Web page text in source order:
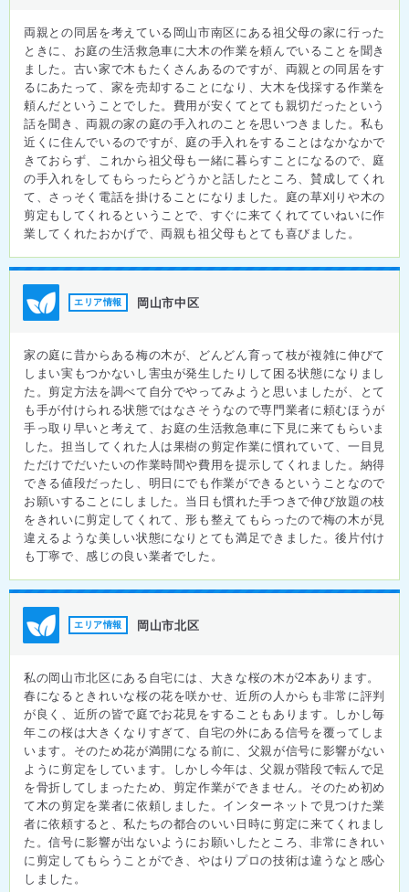
両親との同居を考えている岡山市南区にある祖父母の家に行った
ときに、お庭の生活救急車に大木の作業を頼んでいることを聞き
ました。古い家で木もたくさんあるのですが、両親との同居をす
るにあたって、家を売却することになり、大木を伐採する作業を
頼んだということでした。費用が安くてとても親切だったという
話を聞き、両親の家の庭の手入れのことを思いつきました。私も
近くに住んでいるのですが、庭の手入れをすることはなかなかで
きておらず、これから祖父母も一緒に暮らすことになるので、庭
の手入れをしてもらったらどうかと話したところ、賛成してくれ
て、さっそく電話を掛けることになりました。庭の草刈りや木の
剪定もしてくれるということで、すぐに来てくれてていねいに作
業してくれたおかげで、両親も祖父母もとても喜びました。
エリア情報 岡山市中区
家の庭に昔からある梅の木が、どんどん育って枝が複雑に伸びて
しまい実もつかないし害虫が発生したりして困る状態になりまし
た。剪定方法を調べて自分でやってみようと思いましたが、とて
も手が付けられる状態ではなさそうなので専門業者に頼むほうが
手っ取り早いと考えて、お庭の生活救急車に下見に来てもらいま
した。担当してくれた人は果樹の剪定作業に慣れていて、一目見
ただけでだいたいの作業時間や費用を提示してくれました。納得
できる値段だったし、明日にでも作業ができるということなので
お願いすることにしました。当日も慣れた手つきで伸び放題の枝
をきれいに剪定してくれて、形も整えてもらったので梅の木が見
違えるような美しい状態になりとても満足できました。後片付け
も丁寧で、感じの良い業者でした。
エリア情報 岡山市北区
私の岡山市北区にある自宅には、大きな桜の木が2本あります。
春になるときれいな桜の花を咲かせ、近所の人からも非常に評判
が良く、近所の皆で庭でお花見をすることもあります。しかし毎
年この桜は大きくなりすぎて、自宅の外にある信号を覆ってしま
います。そのため花が満開になる前に、父親が信号に影響がない
ように剪定をしています。しかし今年は、父親が階段で転んで足
を骨折してしまったため、剪定作業ができません。そのため初め
て木の剪定を業者に依頼しました。インターネットで見つけた業
者に依頼すると、私たちの都合のいい日時に剪定に来てくれまし
た。信号に影響が出ないようにお願いしたところ、非常にきれい
に剪定してもらうことができ、やはりプロの技術は違うなと感心
しました。